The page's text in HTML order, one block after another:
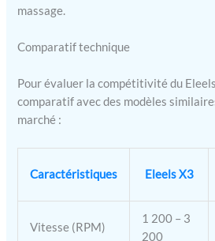
massage.
Comparatif technique
Pour évaluer la compétitivité du
comparatif avec des modèles
marché :
Caractéristiques Eleels X3
Vitesse (RPM)
1 200 – 3
200